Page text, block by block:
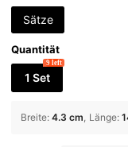
Sätze
Quantität
1 Set
9 left
Breite: 4.3 cm Länge: